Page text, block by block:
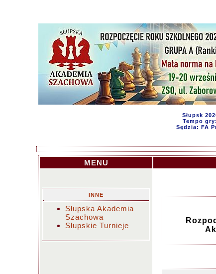
Słupsk
Tempo
Sędzia: FA
MENU
INNE
Słupska Akademia
Szachowa
Słupskie Turnieje